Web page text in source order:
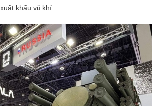
xuất khẩu vũ khí